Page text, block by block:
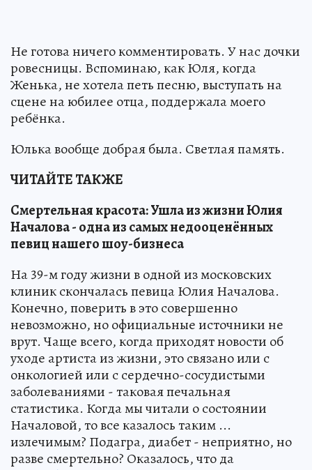
Не готова ничего комментировать. У нас дочки
ровесницы. Вспоминаю, как Юля, когда
Женька, не хотела петь песню, выступать на
сцене на юбилее отца, поддержала моего
ребёнка.
Юлька вообще добрая была. Светлая память.
ЧИТАЙТЕ ТАКЖЕ
Смертельная красота: Ушла из жизни Юлия
Началова - одна из самых недооценённых
певиц нашего шоу-бизнеса
На 39-м году жизни в одной из московских
клиник скончалась певица Юлия Началова.
Конечно, поверить в это совершенно
невозможно, но официальные источники не
врут. Чаще всего, когда приходят новости об
уходе артиста из жизни, это связано или с
онкологией или с сердечно-сосудистыми
заболеваниями - таковая печальная
статистика. Когда мы читали о состоянии
Началовой, то все казалось таким ...
излечимым? Подагра, диабет - неприятно, но
разве смертельно? Оказалось, что да